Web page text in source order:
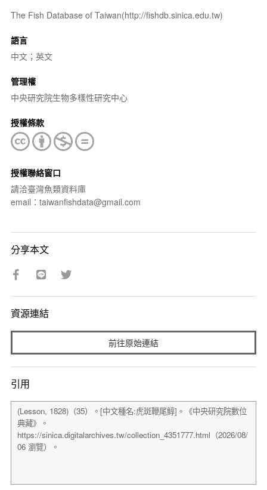
The Fish Database of Taiwan(http://fishdb.sinica.edu.tw)
語言
中文；英文
管理權
中央研究院生物多樣性研究中心
授權條款
授權聯絡窗口
請洽臺灣魚類資料庫
email：taiwanfishdata@gmail.com
分享本文
資源連結
前往原始連結
引用